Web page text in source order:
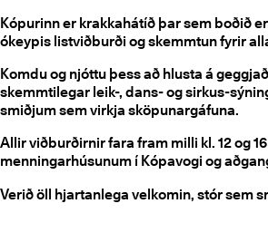
Kópurinn er krakkahátíð þar sem boðið
ókeypis listviðburði og skemmtun fyrir
Komdu og njóttu þess að hlusta á
skemmtilegar leik-, dans- og sirkus-
smiðjum sem virkja sköpunargáfuna.
Allir viðburðirnir fara fram milli kl. 12 og
menningarhúsunum í Kópavogi og
Verið öll hjartanlega velkomin, stór sem